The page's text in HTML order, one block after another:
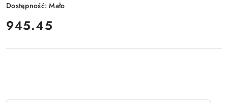
Dostępność:Mało
cena:
945.45